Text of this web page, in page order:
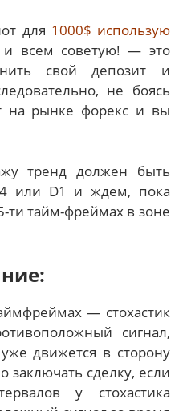
для 1000$ использую
всем советую! — это
свой депозит и
не боясь
на рынке форекс и вы
тренд должен быть
или D1 и ждем, пока
ти тайм-фреймах в зоне
— стохастик
сигнал,
движется в сторону
заключать сделку, если
у стохастика